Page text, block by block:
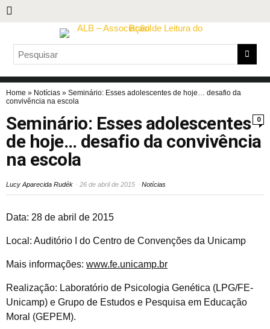
Home » Notícias » Seminário: Esses adolescentes de hoje… desafio da
convivência na escola
0
Seminário: Esses adolescentes
de hoje… desafio da convivência
na escola
Lucy Aparecida Rudék 26 de abril de 2015 Notícias
Data: 28 de abril de 2015
Local: Auditório I do Centro de Convenções da Unicamp
Mais informações: www.fe.unicamp.br
Realização: Laboratório de Psicologia Genética (LPG/FE-
Unicamp) e Grupo de Estudos e Pesquisa em Educação
Moral (GEPEM).